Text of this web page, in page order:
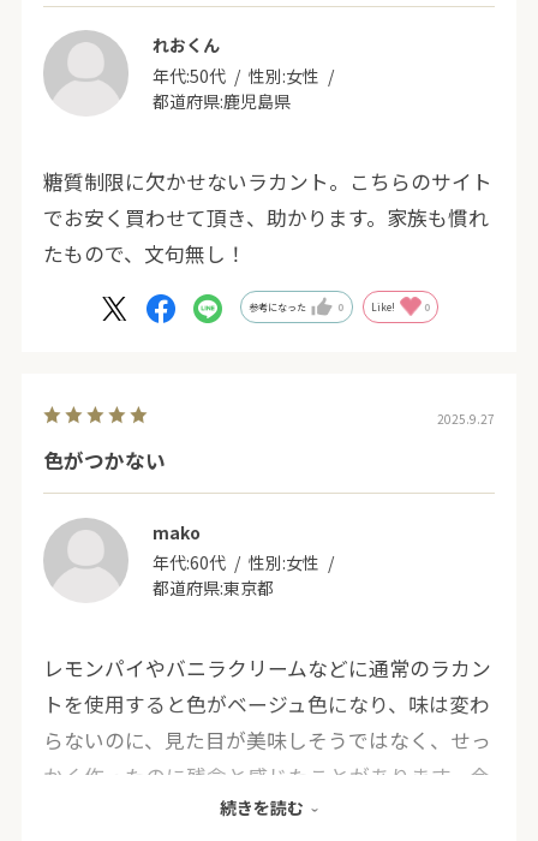
れおくん
年代:50代 性別:女性
都道府県:鹿児島県
糖質制限に欠かせないラカント。こちらのサイト
でお安く買わせて頂き、助かります。家族も慣れ
たもので、文句無し！
参考になった 0 Like! 0
2025.9.27
色がつかない
mako
年代:60代 性別:女性
都道府県:東京都
レモンパイやバニラクリームなどに通常のラカン
トを使用すると色がベージュ色になり、味は変わ
らないのに、見た目が美味しそうではなく、せっ
かく作ったのに残念と感じたことがあります。今
はベージュ色の通常のラカントと白のラカント両
続きを読む